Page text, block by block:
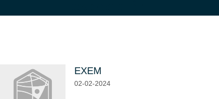
EXEM
02-02-2024